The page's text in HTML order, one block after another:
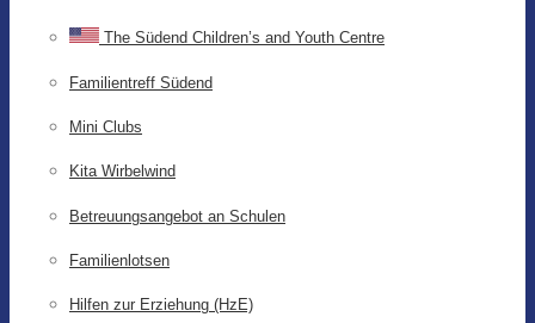
The Südend Children’s and Youth Centre
Familientreff Südend
Mini Clubs
Kita Wirbelwind
Betreuungsangebot an Schulen
Familienlotsen
Hilfen zur Erziehung (HzE)